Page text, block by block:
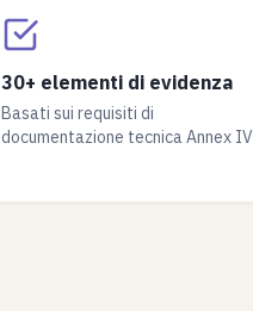
30+ elementi di evidenza
Basati sui requisiti di
documentazione tecnica Annex IV